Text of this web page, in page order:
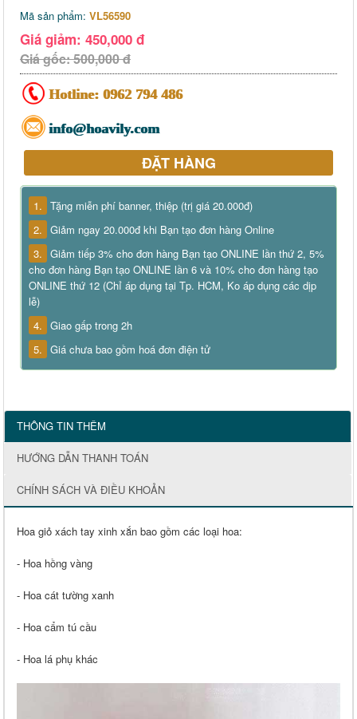
Mã sản phẩm: VL56590
Giá giảm: 450,000 đ
Giá gốc: 500,000 đ
Hotline: 0962 794 486
info@hoavily.com
ĐẶT HÀNG
1. Tặng miễn phí banner, thiệp (trị giá 20.000đ)
2. Giảm ngay 20.000đ khi Bạn tạo đơn hàng Online
3. Giảm tiếp 3% cho đơn hàng Bạn tạo ONLINE lần thứ 2, 5%
cho đơn hàng Bạn tạo ONLINE lần 6 và 10% cho đơn hàng tạo
ONLINE thứ 12 (Chỉ áp dụng tại Tp. HCM, Ko áp dụng các dịp
lễ)
4. Giao gấp trong 2h
5. Giá chưa bao gồm hoá đơn điện tử
THÔNG TIN THÊM
HƯỚNG DẪN THANH TOÁN
CHÍNH SÁCH VÀ ĐIỀU KHOẢN
Hoa giỏ xách tay xinh xắn bao gồm các loại hoa:
- Hoa hồng vàng
- Hoa cát tường xanh
- Hoa cẩm tú cầu
- Hoa lá phụ khác